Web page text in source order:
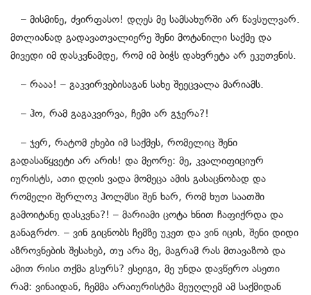
– მისმინე, ძვირფასო! დღეს მე სამსახურში არ წავსულვარ.
მთლიანად გადავათვალიერე შენი მოტანილი საქმე და
მივედი იმ დასკვნამდე, რომ იმ ბიჭს დახვრეტა არ ეკუთვნის.
– რააა! – გაკვირვებისაგან სახე შეეცვალა მარიამს.
– ჰო, რამ გაგაკვირვა, ჩემი არ გჯერა?!
– ჯერ, რატომ ეხები იმ საქმეს, რომელიც შენი
გადასაწყვეტი არ არის! და მეორე: მე, კვალიფიციურ
იურისტს, ათი დღის ვადა მომეცა ამის გასაცნობად და
რომელი შერლოკ ჰოლმსი შენ ხარ, რომ ხუთ საათში
გამოიტანე დასკვნა?! – მარიამი ცოტა ხნით ჩაფიქრდა და
განაგრძო. – ვინ გიცნობს ჩემზე უკეთ და ვინ იცის, შენი დიდი
აზროვნების შესახებ, თუ არა მე, მაგრამ რას მთავაზობ და
ამით რისი თქმა გსურს? ესეიგი, მე უნდა დავწერო ასეთი
რამ: ვინაიდან, ჩემმა არაიურისტმა მეუღლემ ამ საქმიდან